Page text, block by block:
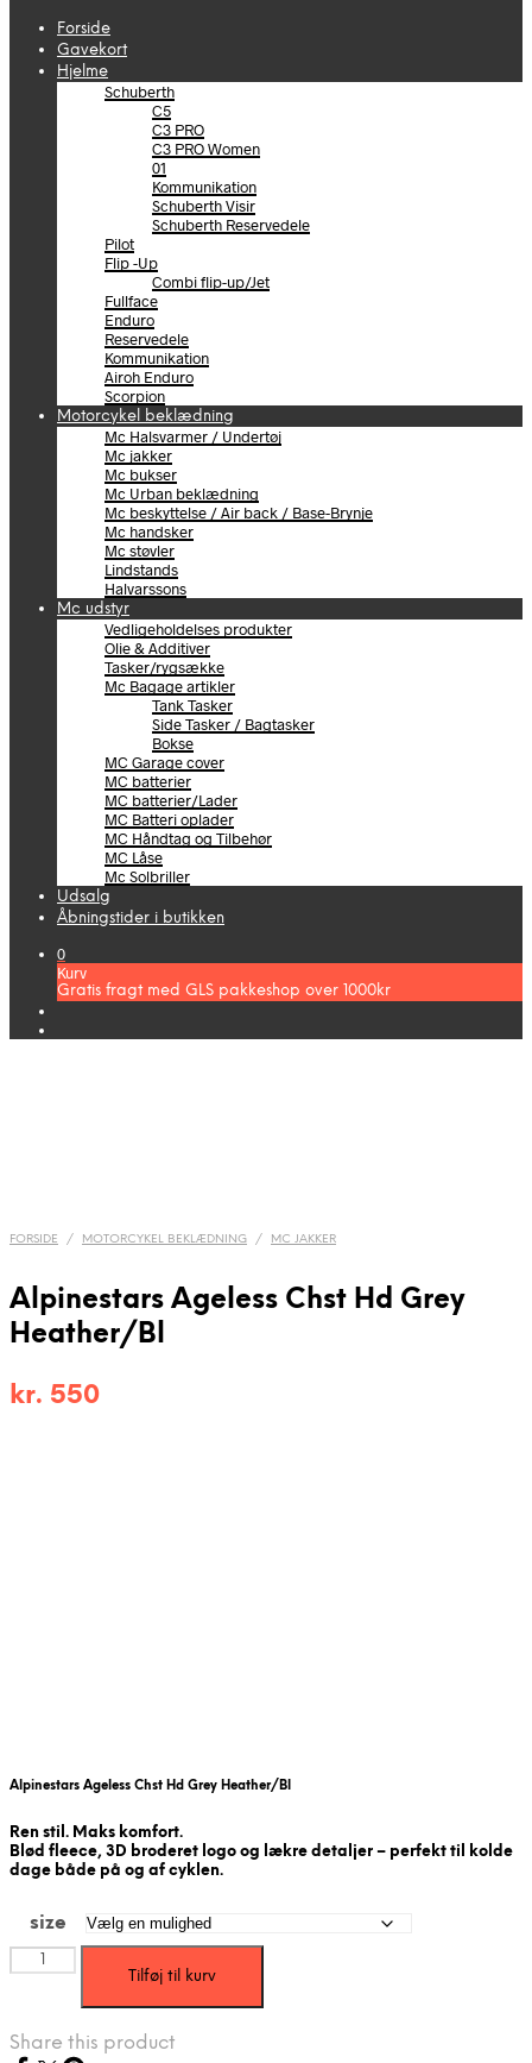
Forside
Gavekort
Hjelme
Schuberth
C5
C3 PRO
C3 PRO Women
01
Kommunikation
Schuberth Visir
Schuberth Reservedele
Pilot
Flip -Up
Combi flip-up/Jet
Fullface
Enduro
Reservedele
Kommunikation
Airoh Enduro
Scorpion
Motorcykel beklædning
Mc Halsvarmer / Undertøj
Mc jakker
Mc bukser
Mc Urban beklædning
Mc beskyttelse / Air back / Base-Brynje
Mc handsker
Mc støvler
Lindstands
Halvarssons
Mc udstyr
Vedligeholdelses produkter
Olie & Additiver
Tasker/rygsække
Mc Bagage artikler
Tank Tasker
Side Tasker / Bagtasker
Bokse
MC Garage cover
MC batterier
MC batterier/Lader
MC Batteri oplader
MC Håndtag og Tilbehør
MC Låse
Mc Solbriller
Udsalg
Åbningstider i butikken
0
Kurv
Gratis fragt med GLS pakkeshop over 1000kr
FORSIDE / MOTORCYKEL BEKLÆDNING / MC JAKKER
Alpinestars Ageless Chst Hd Grey
Heather/Bl
kr. 550
Alpinestars Ageless Chst Hd Grey Heather/Bl
Ren stil. Maks komfort.
Blød fleece, 3D broderet logo og lækre detaljer – perfekt til kolde
dage både på og af cyklen.
size
Alpinestars
Ageless
Grey
Tilføj til kurv
Share this product